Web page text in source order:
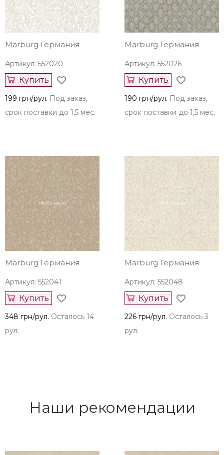
Marburg Германия
Артикул: 552020
Купить
199 грн/рул. Под заказ,
срок поставки до 1,5 мес.
Marburg Германия
Артикул: 552026
Купить
190 грн/рул. Под заказ,
срок поставки до 1,5 мес.
Marburg Германия
Артикул: 552041
Купить
348 грн/рул. Осталось 14
рул.
Marburg Германия
Артикул: 552048
Купить
226 грн/рул. Осталось 3
рул.
Наши рекомендации